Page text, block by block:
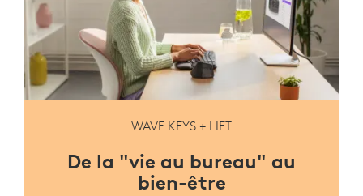
WAVE KEYS + LIFT
De la "vie au bureau" au
bien-être